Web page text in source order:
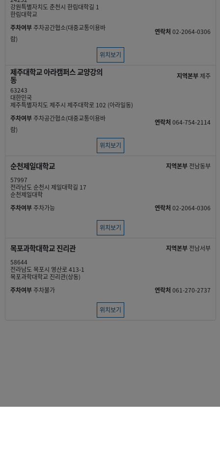
강원특별자치도 춘천시 한림대학길 1
한림대학교
주차여부주차공간협소(대중교통이용바
람)
연락처 02-2064-0306
위치보기
제주대학교 아라캠퍼스 교양강의
동 지역본부제주
63243
대한민국
제주특별자치도 제주시 제주대학로 102 (아라일동)
주차여부주차공간협소(대중교통이용바
람)
연락처 064-754-2114
위치보기
순천제일대학교 지역본부 전남동부
57997
전라남도 순천시 제일대학길 17
순천제일대학
주차여부주차가능 연락처 02-2064-0306
위치보기
목포과학대학교 진리관 지역본부 전남서부
58644
전라남도 목포시 영산로 413-1
목포과학대학교 진리관(상동)
주차여부주차불가 연락처 061-270-2737
위치보기